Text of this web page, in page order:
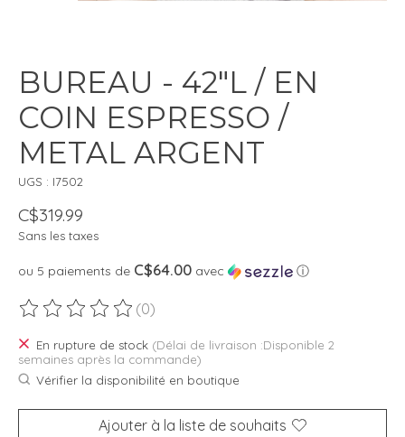
BUREAU - 42"L / EN
COIN ESPRESSO /
METAL ARGENT
UGS : I7502
C$319.99
Sans les taxes
ou 5 paiements de C$64.00 avec ⓘ
Ce produit est évalué à
(0)
En rupture de stock (Délai de livraison :Disponible 2
semaines après la commande)
Vérifier la disponibilité en boutique
Ajouter à la liste de souhaits